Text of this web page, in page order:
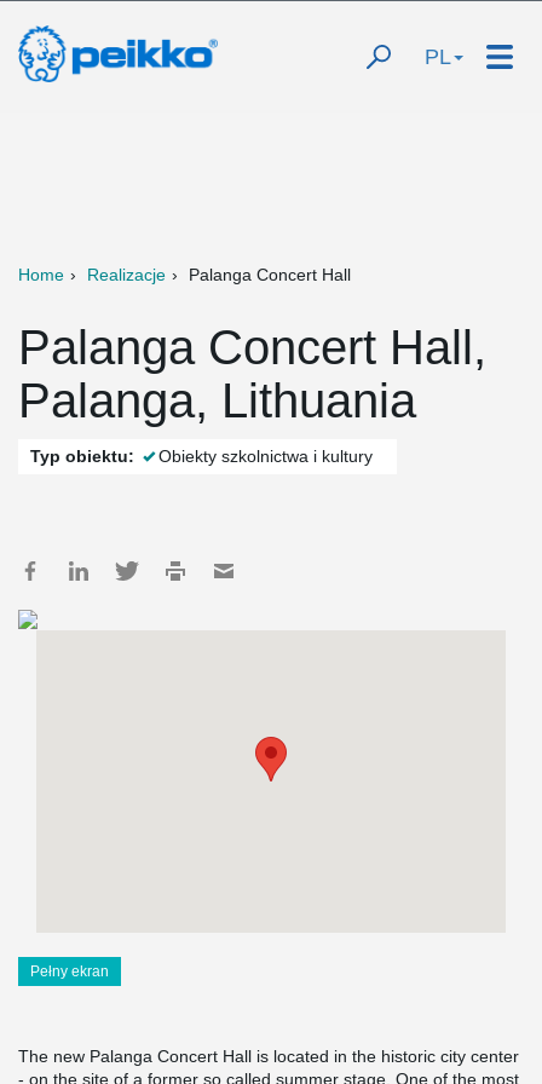
PL
Home Realizacje Palanga Concert Hall
Palanga Concert Hall,
Palanga, Lithuania
Typ obiektu: Obiekty szkolnictwa i kultury
Pełny ekran
The new Palanga Concert Hall is located in the historic city center
- on the site of a former so called summer stage. One of the most